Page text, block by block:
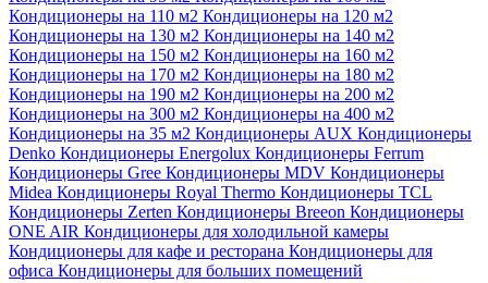
Кондиционеры на 110 м2 Кондиционеры на 120 м2
Кондиционеры на 130 м2 Кондиционеры на 140 м2
Кондиционеры на 150 м2 Кондиционеры на 160 м2
Кондиционеры на 170 м2 Кондиционеры на 180 м2
Кондиционеры на 190 м2 Кондиционеры на 200 м2
Кондиционеры на 300 м2 Кондиционеры на 400 м2
Кондиционеры на 35 м2 Кондиционеры AUX Кондиционеры
Denko Кондиционеры Energolux Кондиционеры Ferrum
Кондиционеры Gree Кондиционеры MDV Кондиционеры
Midea Кондиционеры Royal Thermo Кондиционеры TCL
Кондиционеры Zerten Кондиционеры Breeon Кондиционеры
ONE AIR Кондиционеры для холодильной камеры
Кондиционеры для кафе и ресторана Кондиционеры для
офиса Кондиционеры для больших помещений